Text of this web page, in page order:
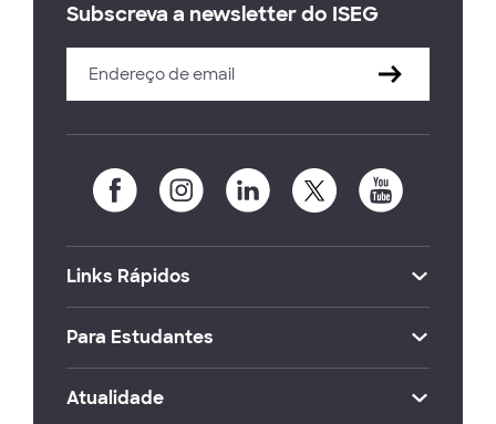
Subscreva a newsletter do ISEG
Links Rápidos
Para Estudantes
Atualidade